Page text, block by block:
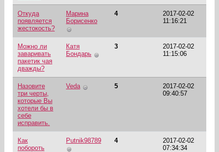
Откуда
появляется
жестокость?
Марина
Борисенко
4
2017-02-02
11:16:21
Можно ли
заваривать
пакетик чая
дважды?
Катя
Бондарь
3
2017-02-02
11:15:06
Назовите
три черты,
которые Вы
хотели бы в
себе
исправить.
Veda 5
2017-02-02
09:40:57
Как
побороть
Putnik98789 4
2017-02-02
07:34:34